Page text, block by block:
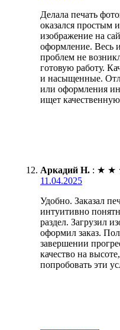
Делала печать
оказался простым
изображение на
оформление. Весь
проблем не
готовую работу.
и насыщенные.
или оформления
ищет
Аркадий Н. : ★ ★
11.04.2025
Удобно. Заказал
интуитивно
раздел. Загрузил
оформил заказ.
завершении
качество на
попробовать эти